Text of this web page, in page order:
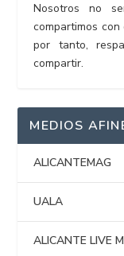
Nosotros no
compartimos con
por tanto,
compartir.
MEDIOS
ALICANTEMAG
UALA
ALICANTE LIVE